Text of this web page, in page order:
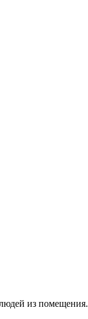
из помещения.